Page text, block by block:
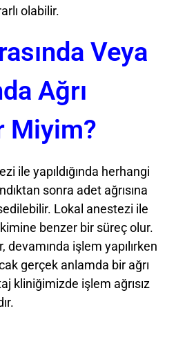
olabilir.
Veya
Ağrı
Miyim?
ile yapıldığında herhangi
sonra adet ağrısına
Lokal anestezi ile
benzer bir süreç olur.
devamında işlem yapılırken
gerçek anlamda bir ağrı
kliniğimizde işlem ağrısız